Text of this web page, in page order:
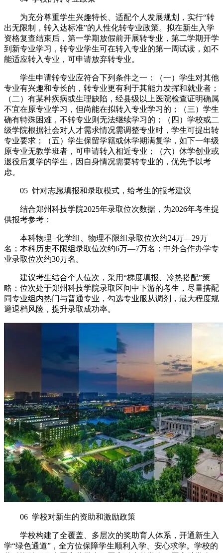
为充分尊重学生兴趣特长、适配个人发展规划，实行“转
出无限制，转入达标准”的人性化转专业政策。拟在新生入学
资格复查结束后，第一学期放假前开展转专业，第二学期开学
到新专业学习，转专业学生可在转入专业的第一周试读，如不
能适应转入专业，可申请放弃转专业。
学生申请转专业应符合下列条件之一：（一）学生对其他
专业有兴趣和专长的，转专业更有利于其能力发挥和就业者；
（二）有某种疾病或生理缺陷，经县级以上医院检查证明确属
不宜在原专业学习，但尚能在拟转入专业学习的；（三）学生
确有特殊困难，不转专业则无法继续学习的；（四）学校或二
级学院根据社会对人才需求情况需调整专业时，学生可提出转
专业要求；（五）学生保留学籍或休学期满复学，如下一年级
原专业无教学班者，可申请转入相近专业；（六）休学创业或
退役后复学的学生，因自身情况需要转专业的，优先予以考
虑。
05 针对志愿填报和录取模式，给考生的报考建议
结合郑州科技学院2025年录取位次数据，为2026年考生提
供报考参考：
本科物理+化学组、物理不限组录取位次约24万—29万
名；本科历史不限组录取位次约6万—7万名；中外合作办学专
业录取位次约30万名。
建议考生结合个人位次，采用“梯度填报、冷热搭配”策
略：位次处于郑州科技学院录取区间中下游的考生，尽量搭配
同专业组内热门与普通专业，勾选专业服从调剂，最大程度规
避退档风险，提升录取成功率。
06 学校对新生的资助和激励政策
学校构建了全覆盖、多层次的奖助育人体系，开通新生入
学“绿色通道”，全方位保障学生顺利入学、安心求学。学校的